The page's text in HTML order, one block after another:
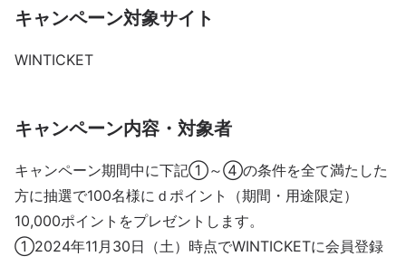
キャンペーン対象サイト
WINTICKET
キャンペーン内容・対象者
キャンペーン期間中に下記①～④の条件を全て満たした
方に抽選で100名様にｄポイント（期間・用途限定）
10,000ポイントをプレゼントします。
①2024年11月30日（土）時点でWINTICKETに会員登録